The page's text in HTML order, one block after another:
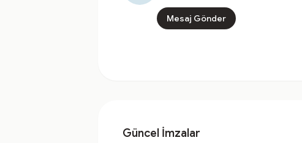
Mesaj Gönder
Güncel İmzalar